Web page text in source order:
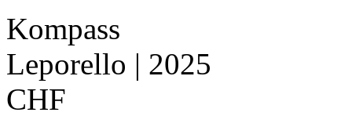
Kompass
Leporello | 2025
CHF